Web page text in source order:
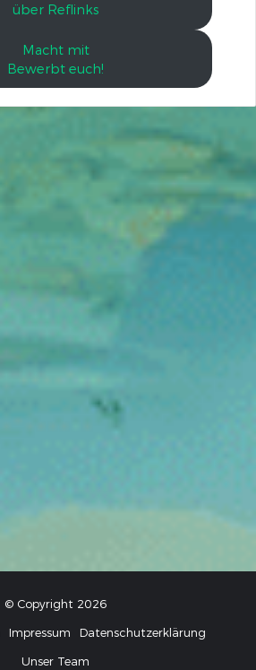
über Reflinks
Macht mit
Bewerbt euch!
© Copyright 2026
Impressum
Datenschutzerklärung
Unser Team